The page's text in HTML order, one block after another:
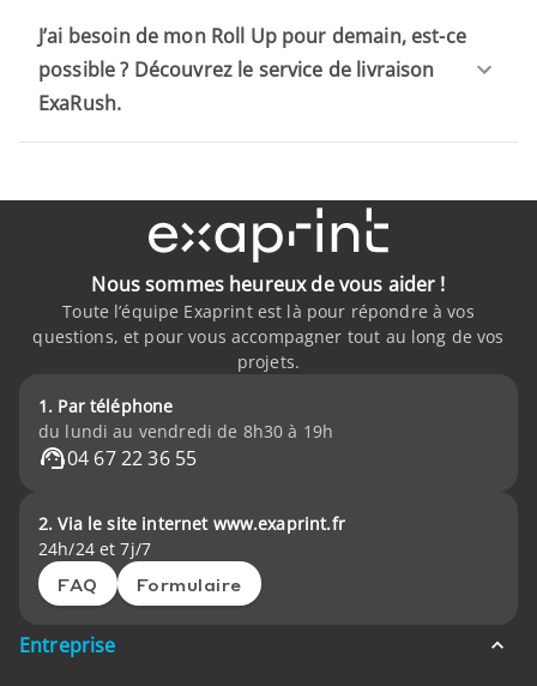
J’ai besoin de mon Roll Up pour demain, est-ce
possible ? Découvrez le service de livraison
ExaRush.
Nous sommes heureux de vous aider !
Toute l’équipe Exaprint est là pour répondre à vos
questions, et pour vous accompagner tout au long de vos
projets.
1. Par téléphone
du lundi au vendredi de 8h30 à 19h
04 67 22 36 55
2. Via le site internet www.exaprint.fr
24h/24 et 7j/7
FAQ Formulaire
Entreprise